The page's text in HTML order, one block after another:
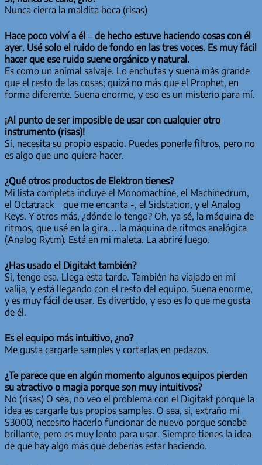
Nunca cierra la maldita boca (risas)
Hace poco volví a él – de hecho estuve haciendo cosas con él
ayer. Usé solo el ruido de fondo en las tres voces. Es muy fácil
hacer que ese ruido suene orgánico y natural.
Es como un animal salvaje. Lo enchufas y suena más grande
que el resto de las cosas; quizá no más que el Prophet, en
forma diferente. Suena enorme, y eso es un misterio para mí.
¡Al punto de ser imposible de usar con cualquier otro
instrumento (risas)!
Si, necesita su propio espacio. Puedes ponerle filtros, pero no
es algo que uno quiera hacer.
¿Qué otros productos de Elektron tienes?
Mi lista completa incluye el Monomachine, el Machinedrum,
el Octatrack – que me encanta -, el Sidstation, y el Analog
Keys. Y otros más, ¿dónde lo tengo? Oh, ya sé, la máquina de
ritmos, que usé en la gira… la máquina de ritmos analógica
(Analog Rytm). Está en mi maleta. La abriré luego.
¿Has usado el Digitakt también?
Si, tengo esa. Llega esta tarde. También ha viajado en mi
valija, y está llegando con el resto del equipo. Suena enorme,
y es muy fácil de usar. Es divertido, y eso es lo que me gusta
de él.
Es el equipo más intuitivo, ¿no?
Me gusta cargarle samples y cortarlas en pedazos.
¿Te parece que en algún momento algunos equipos pierden
su atractivo o magia porque son muy intuitivos?
No (risas) O sea, no veo el problema con el Digitakt porque la
idea es cargarle tus propios samples. O sea, si, extraño mi
S3000, necesito hacerlo funcionar de nuevo porque sonaba
brillante, pero es muy lento para usar. Siempre tienes la idea
de que hay algo más que deberías estar haciendo.